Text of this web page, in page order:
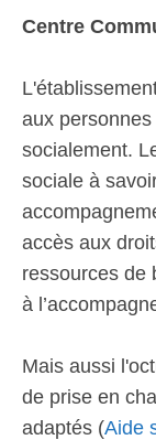
Centre
aux
socialement.
sociale à
accès aux
ressources de
à
Mais aussi
de prise en
adaptés (Aide